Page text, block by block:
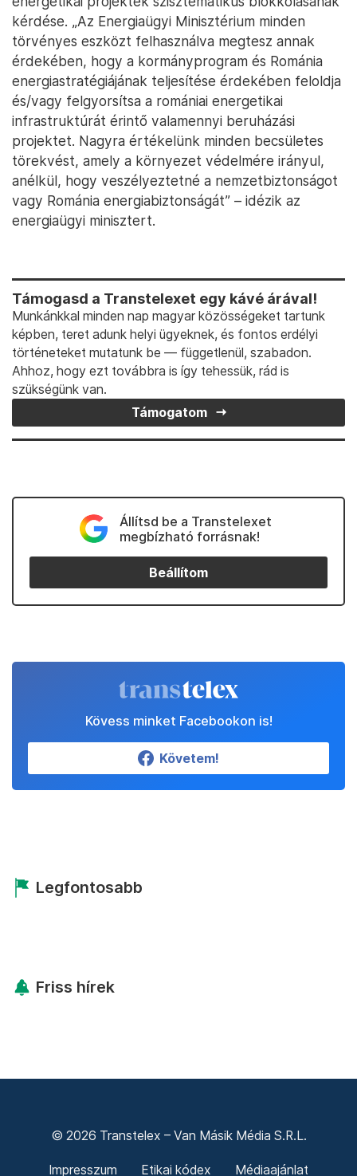
kérdése. „Az Energiaügyi Minisztérium minden
törvényes eszközt felhasználva megtesz annak
érdekében, hogy a kormányprogram és Románia
energiastratégiájának teljesítése érdekében feloldja
és/vagy felgyorsítsa a romániai energetikai
infrastruktúrát érintő valamennyi beruházási
projektet. Nagyra értékelünk minden becsületes
törekvést, amely a környezet védelmére irányul,
anélkül, hogy veszélyeztetné a nemzetbiztonságot
vagy Románia energiabiztonságát” – idézik az
energiaügyi minisztert.
Támogasd a Transtelexet egy kávé árával!
Munkánkkal minden nap magyar közösségeket tartunk
képben, teret adunk helyi ügyeknek, és fontos erdélyi
történeteket mutatunk be — függetlenül, szabadon.
Ahhoz, hogy ezt továbbra is így tehessük, rád is
szükségünk van.
Támogatom
Állítsd be a Transtelexet
megbízható forrásnak!
Beállítom
Kövess minket Facebookon is!
Követem!
Legfontosabb
Friss hírek
© 2026 Transtelex – Van Másik Média S.R.L.
Impresszum Etikai kódex Médiaajánlat